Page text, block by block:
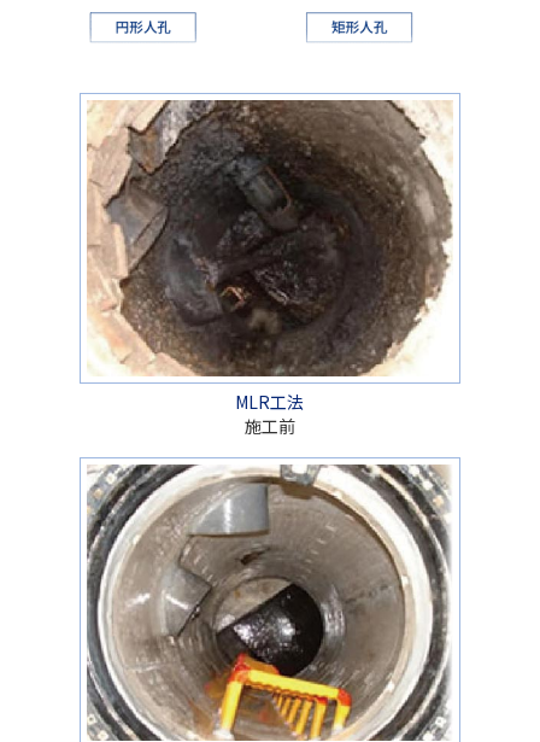
MLR工法
施工前